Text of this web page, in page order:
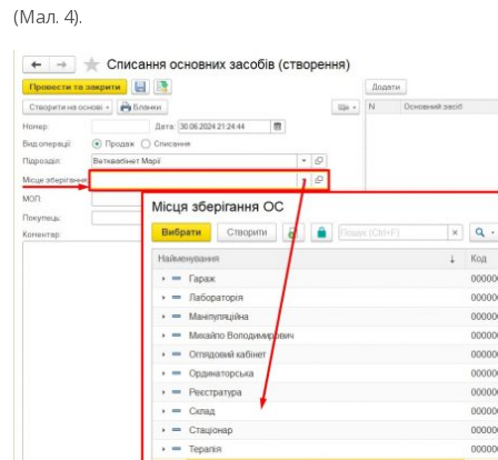
(Мал. 4).